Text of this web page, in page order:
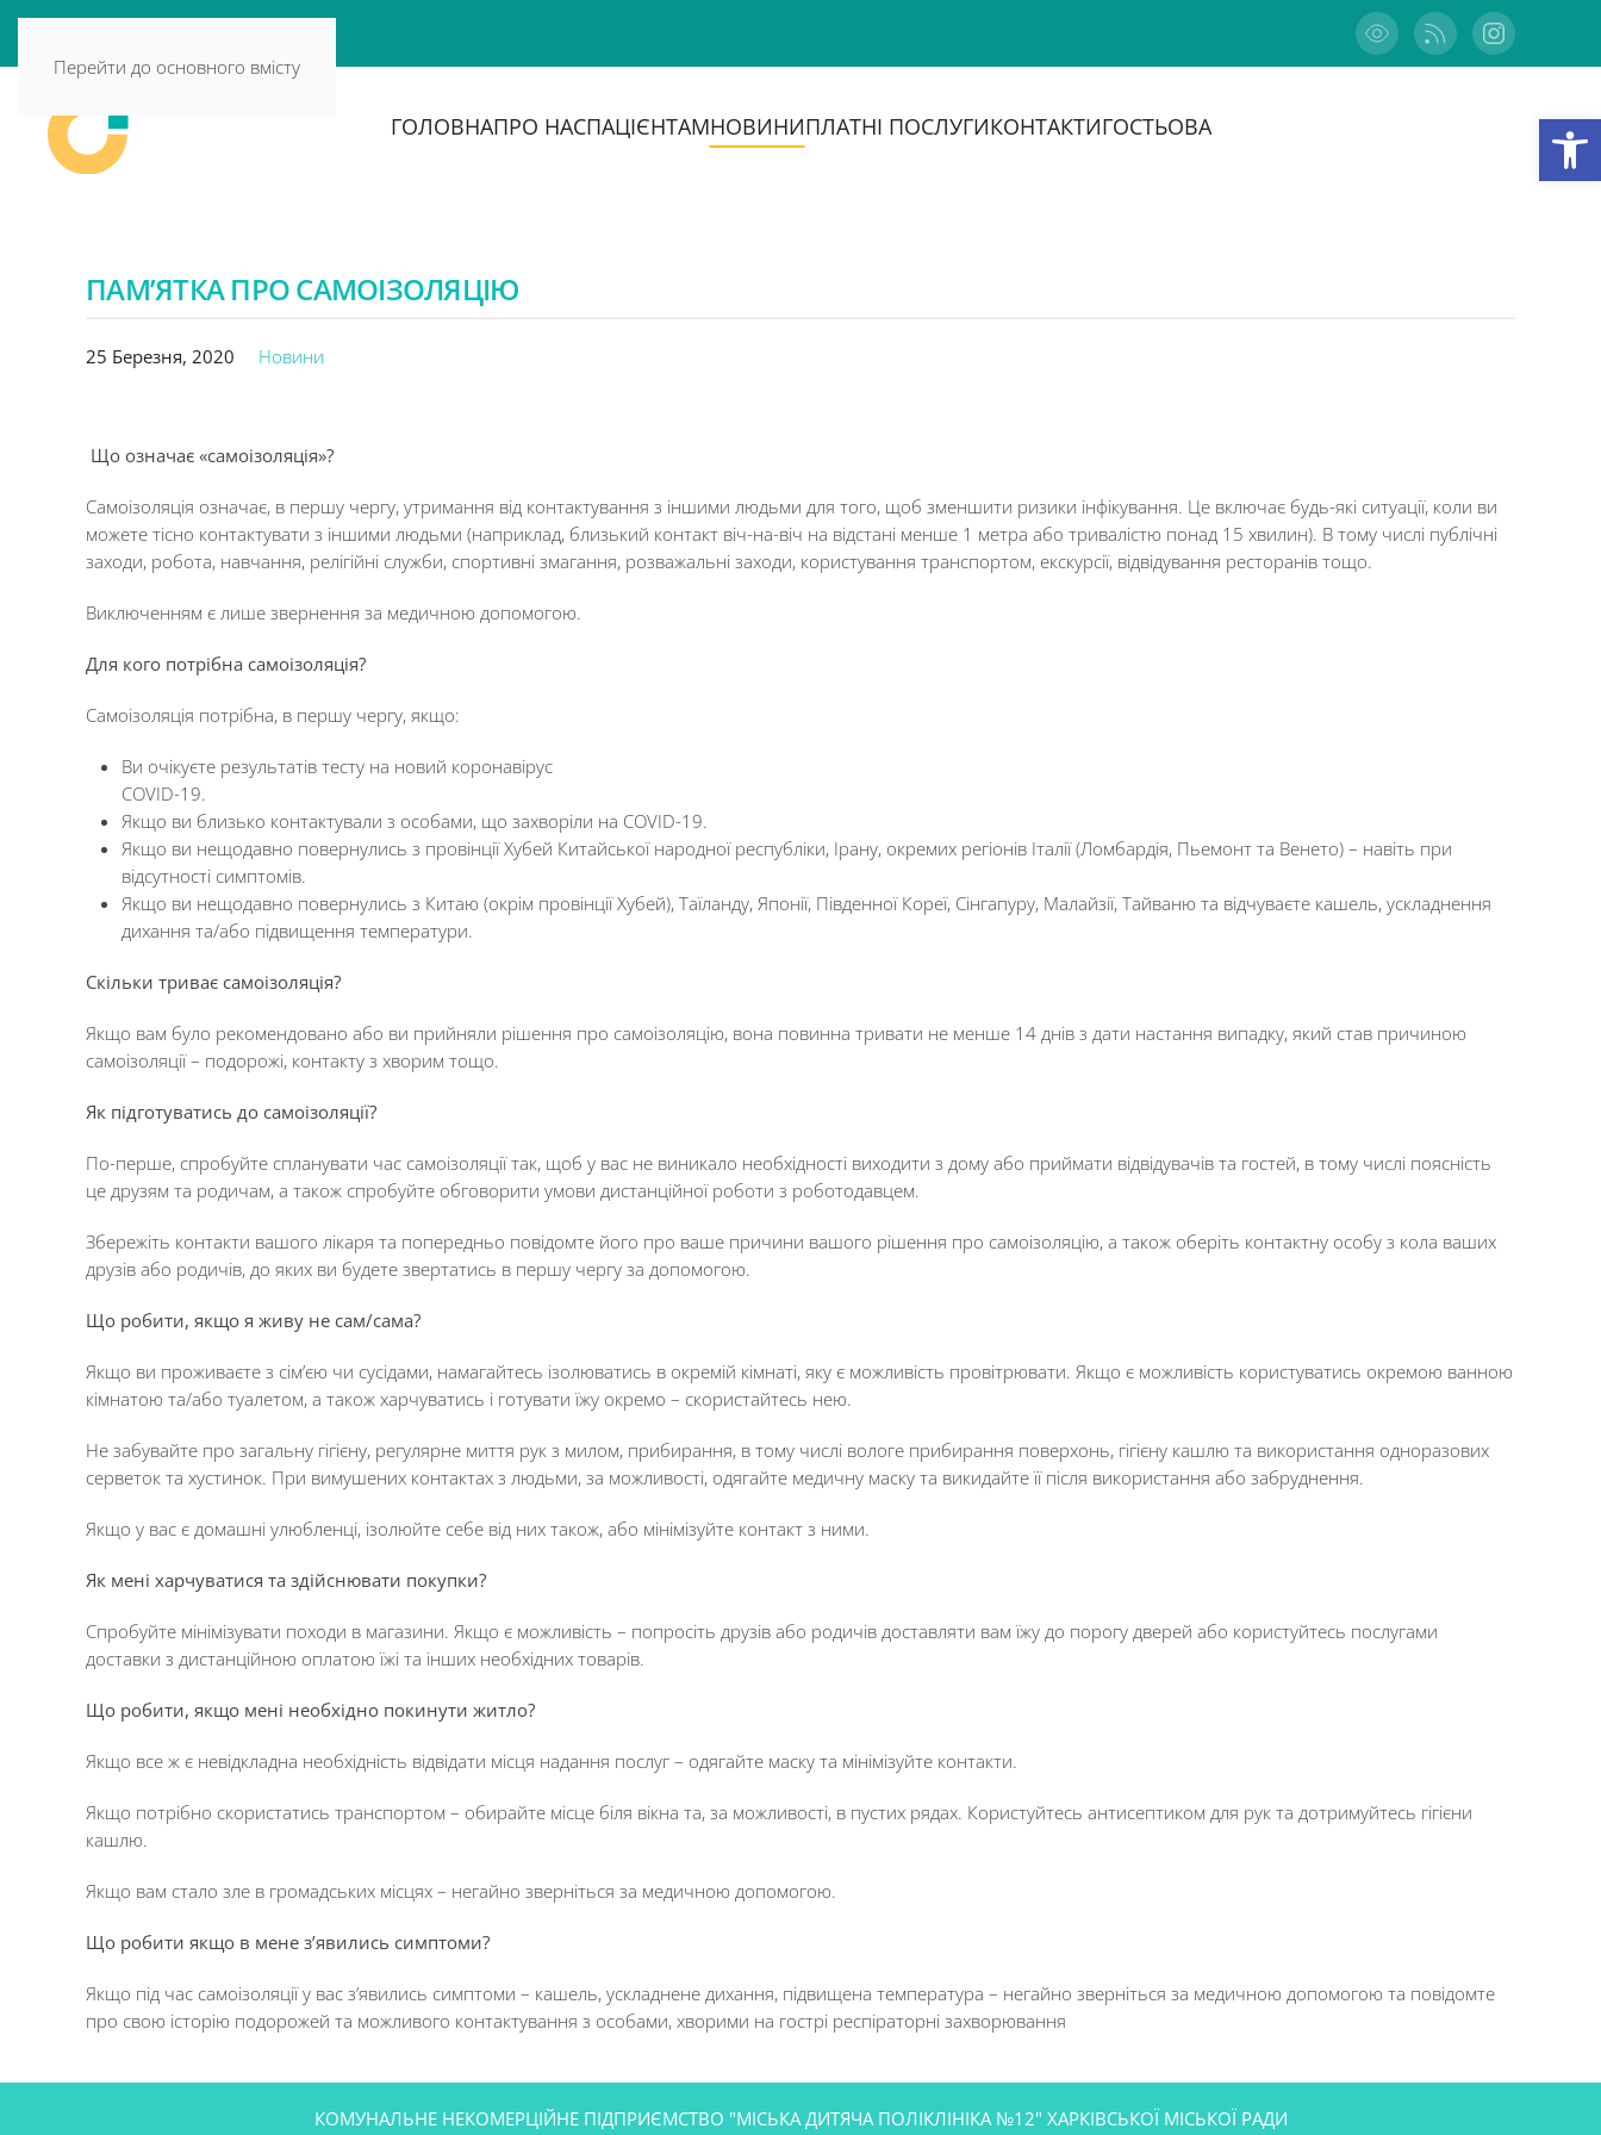
Перейти до основного вмісту
ГОЛОВНАПРО НАСПАЦІЄНТАМНОВИНИПЛАТНІ ПОСЛУГИКОНТАКТИГОСТЬОВА
ПАМ’ЯТКА ПРО САМОІЗОЛЯЦІЮ
25 Березня, 2020 Новини
Що означає «самоізоляція»?
Самоізоляція означає, в першу чергу, утримання від контактування з іншими людьми для того, щоб зменшити ризики інфікування. Це включає будь-які ситуації, коли ви
можете тісно контактувати з іншими людьми (наприклад, близький контакт віч-на-віч на відстані менше 1 метра або тривалістю понад 15 хвилин). В тому числі публічні
заходи, робота, навчання, релігійні служби, спортивні змагання, розважальні заходи, користування транспортом, екскурсії, відвідування ресторанів тощо.
Виключенням є лише звернення за медичною допомогою.
Для кого потрібна самоізоляція?
Самоізоляція потрібна, в першу чергу, якщо:
Ви очікуєте результатів тесту на новий коронавірус
COVID-19.
Якщо ви близько контактували з особами, що захворіли на COVID-19.
Якщо ви нещодавно повернулись з провінції Хубей Китайської народної республіки, Ірану, окремих регіонів Італії (Ломбардія, Пьемонт та Венето) – навіть при
відсутності симптомів.
Якщо ви нещодавно повернулись з Китаю (окрім провінції Хубей), Таїланду, Японії, Південної Кореї, Сінгапуру, Малайзії, Тайваню та відчуваєте кашель, ускладнення
дихання та/або підвищення температури.
Скільки триває самоізоляція?
Якщо вам було рекомендовано або ви прийняли рішення про самоізоляцію, вона повинна тривати не менше 14 днів з дати настання випадку, який став причиною
самоізоляції – подорожі, контакту з хворим тощо.
Як підготуватись до самоізоляції?
По-перше, спробуйте спланувати час самоізоляції так, щоб у вас не виникало необхідності виходити з дому або приймати відвідувачів та гостей, в тому числі поясність
це друзям та родичам, а також спробуйте обговорити умови дистанційної роботи з роботодавцем.
Збережіть контакти вашого лікаря та попередньо повідомте його про ваше причини вашого рішення про самоізоляцію, а також оберіть контактну особу з кола ваших
друзів або родичів, до яких ви будете звертатись в першу чергу за допомогою.
Що робити, якщо я живу не сам/сама?
Якщо ви проживаєте з сім’єю чи сусідами, намагайтесь ізолюватись в окремій кімнаті, яку є можливість провітрювати. Якщо є можливість користуватись окремою ванною
кімнатою та/або туалетом, а також харчуватись і готувати їжу окремо – скористайтесь нею.
Не забувайте про загальну гігієну, регулярне миття рук з милом, прибирання, в тому числі вологе прибирання поверхонь, гігієну кашлю та використання одноразових
серветок та хустинок. При вимушених контактах з людьми, за можливості, одягайте медичну маску та викидайте її після використання або забруднення.
Якщо у вас є домашні улюбленці, ізолюйте себе від них також, або мінімізуйте контакт з ними.
Як мені харчуватися та здійснювати покупки?
Спробуйте мінімізувати походи в магазини. Якщо є можливість – попросіть друзів або родичів доставляти вам їжу до порогу дверей або користуйтесь послугами
доставки з дистанційною оплатою їжі та інших необхідних товарів.
Що робити, якщо мені необхідно покинути житло?
Якщо все ж є невідкладна необхідність відвідати місця надання послуг – одягайте маску та мінімізуйте контакти.
Якщо потрібно скористатись транспортом – обирайте місце біля вікна та, за можливості, в пустих рядах. Користуйтесь антисептиком для рук та дотримуйтесь гігієни
кашлю.
Якщо вам стало зле в громадських місцях – негайно зверніться за медичною допомогою.
Що робити якщо в мене з’явились симптоми?
Якщо під час самоізоляції у вас з’явились симптоми – кашель, ускладнене дихання, підвищена температура – негайно зверніться за медичною допомогою та повідомте
про свою історію подорожей та можливого контактування з особами, хворими на гострі респіраторні захворювання
КОМУНАЛЬНЕ НЕКОМЕРЦІЙНЕ ПІДПРИЄМСТВО "МІСЬКА ДИТЯЧА ПОЛІКЛІНІКА №12" ХАРКІВСЬКОЇ МІСЬКОЇ РАДИ